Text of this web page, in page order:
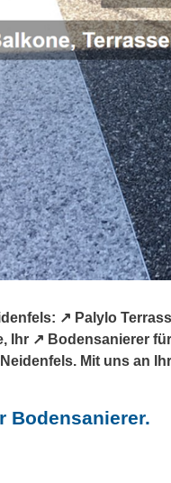
↗️ Palylo
Ihr ↗️ Bodensanierer
Mit uns an
Bodensanierer.